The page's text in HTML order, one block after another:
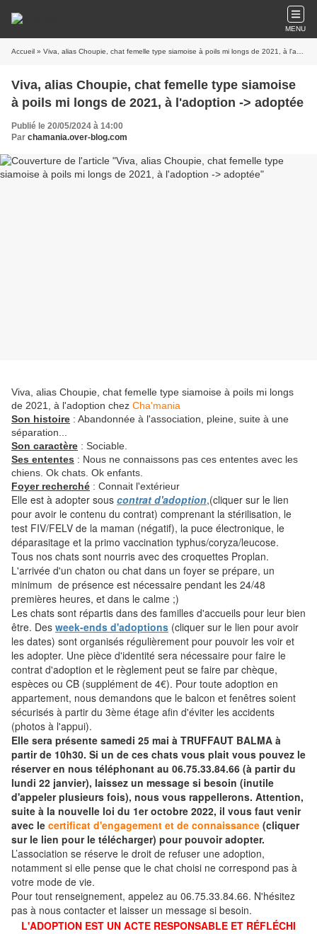
MENU
Accueil » Viva, alias Choupie, chat femelle type siamoise à poils mi longs de 2021, à l'adoption -> adoptée
Viva, alias Choupie, chat femelle type siamoise
à poils mi longs de 2021, à l'adoption -> adoptée
Publié le 20/05/2024 à 14:00
Par chamania.over-blog.com
Viva, alias Choupie, chat femelle type siamoise à poils mi longs
de 2021, à l'adoption chez Cha'mania
Son histoire : Abandonnée à l'association, pleine, suite à une
séparation...
Son caractère : Sociable.
Ses ententes : Nous ne connaissons pas ces ententes avec les
chiens. Ok chats. Ok enfants.
Foyer recherché : Connait l'extérieur
Elle est à adopter sous contrat d'adoption,(cliquer sur le lien
pour avoir le contenu du contrat) comprenant la stérilisation, le
test FIV/FELV de la maman (négatif), la puce électronique, le
déparasitage et la primo vaccination typhus/coryza/leucose.
Tous nos chats sont nourris avec des croquettes Proplan.
L'arrivée d'un chaton ou chat dans un foyer se prépare, un
minimum de présence est nécessaire pendant les 24/48
premières heures, et dans le calme ;)
Les chats sont répartis dans des familles d'accueils pour leur bien
être. Des week-ends d'adoptions (cliquer sur le lien pour avoir
les dates) sont organisés régulièrement pour pouvoir les voir et
les adopter. Une pièce d'identité sera nécessaire pour faire le
contrat d'adoption et le règlement peut se faire par chèque,
espèces ou CB (supplément de 4€). Pour toute adoption en
appartement, nous demandons que le balcon et fenêtres soient
sécurisés à partir du 3ème étage afin d'éviter les accidents
(photos à l'appui).
Elle sera présente samedi 25 mai à TRUFFAUT BALMA à
partir de 10h30. Si un de ces chats vous plait vous pouvez le
réserver en nous téléphonant au 06.75.33.84.66 (à partir du
lundi 22 janvier), laissez un message si besoin (inutile
d'appeler plusieurs fois), nous vous rappellerons. Attention,
suite à la nouvelle loi du 1er octobre 2022, il vous faut venir
avec le certificat d'engagement et de connaissance (cliquer
sur le lien pour le télécharger) pour pouvoir adopter.
L’association se réserve le droit de refuser une adoption,
notamment si elle pense que le chat choisi ne correspond pas à
votre mode de vie.
Pour tout renseignement, appelez au 06.75.33.84.66. N'hésitez
pas à nous contacter et laisser un message si besoin.
L'ADOPTION EST UN ACTE RESPONSABLE ET RÉFLÉCHI